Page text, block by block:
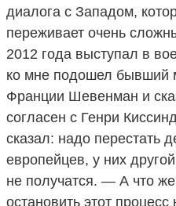
диалога с Западом,
переживает очень
2012 года выступал в
ко мне подошел бывший
Франции Шевенман и
согласен с Генри
сказал: надо перестать
европейцев, у них
не получатся. — А что
остановить этот